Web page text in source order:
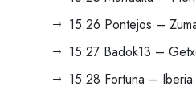
15:26 Pontejos –
15:27 Badok13 –
15:28 Fortuna – Iberia